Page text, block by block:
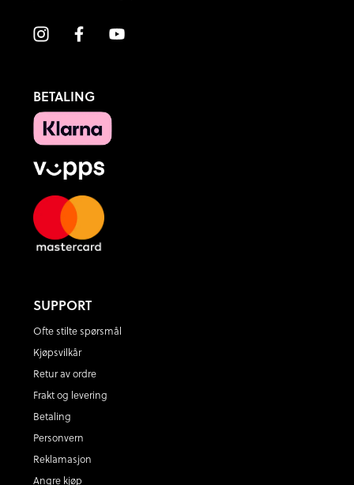
BETALING
SUPPORT
Ofte stilte spørsmål
Kjøpsvilkår
Retur av ordre
Frakt og levering
Betaling
Personvern
Reklamasjon
Angre kjøp